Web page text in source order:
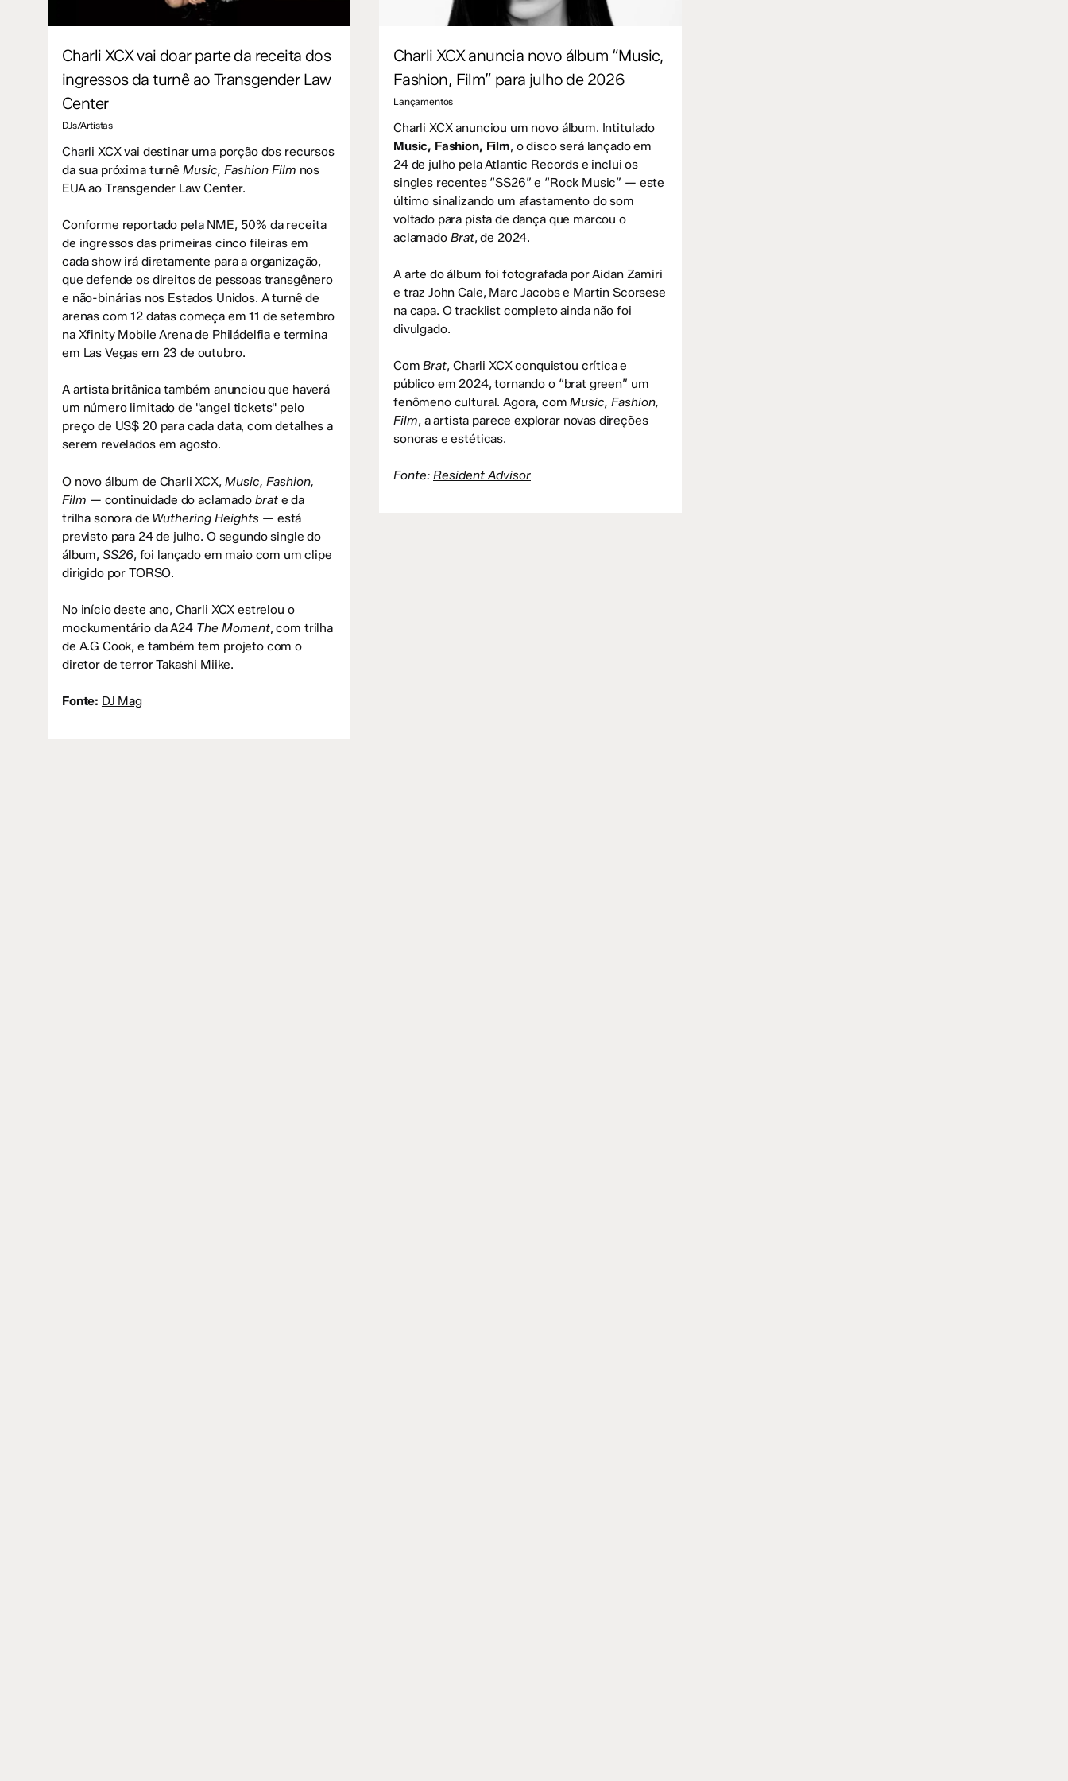
Charli XCX vai doar parte da receita dos
ingressos da turnê ao Transgender Law
Center
DJs/Artistas
Charli XCX vai destinar uma porção dos recursos
da sua próxima turnê Music, Fashion Film nos
EUA ao Transgender Law Center.
Conforme reportado pela NME, 50% da receita
de ingressos das primeiras cinco fileiras em
cada show irá diretamente para a organização,
que defende os direitos de pessoas transgênero
e não-binárias nos Estados Unidos. A turnê de
arenas com 12 datas começa em 11 de setembro
na Xfinity Mobile Arena de Philádelfia e termina
em Las Vegas em 23 de outubro.
A artista britânica também anunciou que haverá
um número limitado de "angel tickets" pelo
preço de US$ 20 para cada data, com detalhes a
serem revelados em agosto.
O novo álbum de Charli XCX, Music, Fashion,
Film — continuidade do aclamado brate da
trilha sonora de Wuthering Heights — está
previsto para 24 de julho. O segundo single do
álbum, SS26, foi lançado em maio com um clipe
dirigido por TORSO.
No início deste ano, Charli XCX estrelou o
mockumentário da A24 The Moment, com trilha
de A.G Cook, e também tem projeto com o
diretor de terror Takashi Miike.
Fonte: DJ Mag
Charli XCX anuncia novo álbum “Music,
Fashion, Film” para julho de 2026
Lançamentos
Charli XCX anunciou um novo álbum. Intitulado
Music, Fashion, Film, o disco será lançado em
24 de julho pela Atlantic Records e inclui os
singles recentes “SS26” e “Rock Music” — este
último sinalizando um afastamento do som
voltado para pista de dança que marcou o
aclamado Brat, de 2024.
A arte do álbum foi fotografada por Aidan Zamiri
e traz John Cale, Marc Jacobs e Martin Scorsese
na capa. O tracklist completo ainda não foi
divulgado.
ComBrat, Charli XCX conquistou crítica e
público em 2024, tornando o “brat green” um
fenômeno cultural. Agora, comMusic, Fashion,
Film, a artista parece explorar novas direções
sonoras e estéticas.
Fonte: Resident Advisor